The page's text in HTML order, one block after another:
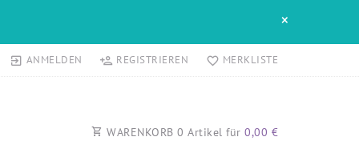
×
ANMELDEN REGISTRIEREN MERKLISTE
WARENKORB 0 Artikel für 0,00 €